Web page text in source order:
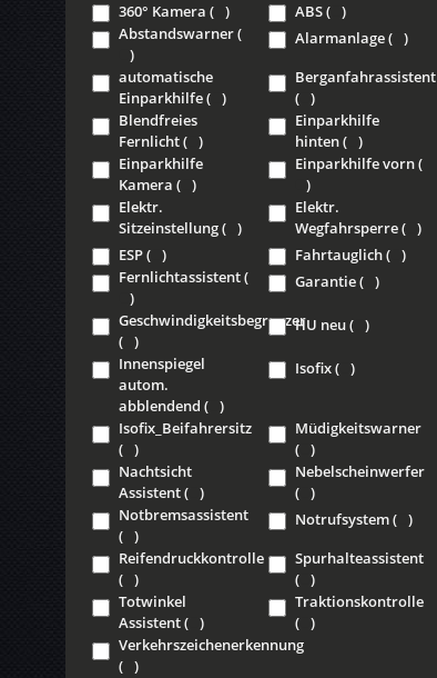
360° Kamera( ) ABS( )
Abstandswarner(
)
Alarmanlage( )
automatische
Einparkhilfe( )
Berganfahrassistent
( )
Blendfreies
Fernlicht( )
Einparkhilfe
hinten( )
Einparkhilfe
Kamera( )
Einparkhilfe vorn(
)
Elektr.
Sitzeinstellung( )
Elektr.
Wegfahrsperre( )
ESP( ) Fahrtauglich( )
Fernlichtassistent(
)
Garantie( )
Geschwindigkeitsbegrenzer
( )
HU neu( )
Innenspiegel
autom.
abblendend( )
Isofix( )
Isofix_Beifahrersitz
( )
Müdigkeitswarner
( )
Nachtsicht
Assistent( )
Nebelscheinwerfer
( )
Notbremsassistent
( )
Notrufsystem( )
Reifendruckkontrolle
( )
Spurhalteassistent
( )
Totwinkel
Assistent( )
Traktionskontrolle
( )
Verkehrszeichenerkennung
( )